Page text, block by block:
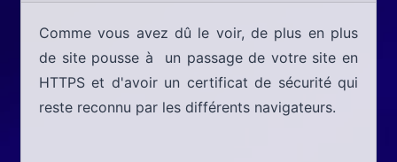
Comme vous avez dû le voir, de plus en plus
de site pousse à un passage de votre site en
HTTPS et d'avoir un certificat de sécurité qui
reste reconnu par les différents navigateurs.